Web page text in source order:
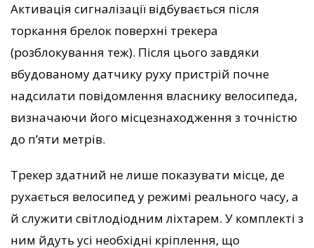
Активація сигналізації відбувається після
торкання брелок поверхні трекера
(розблокування теж). Після цього завдяки
вбудованому датчику руху пристрій почне
надсилати повідомлення власнику велосипеда,
визначаючи його місцезнаходження з точністю
до п’яти метрів.
Трекер здатний не лише показувати місце, де
рухається велосипед у режимі реального часу, а
й служити світлодіодним ліхтарем. У комплекті з
ним йдуть усі необхідні кріплення, що